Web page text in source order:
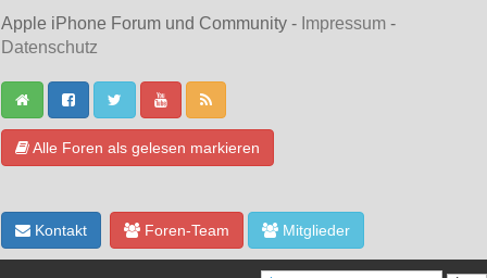
Apple iPhone Forum und Community - Impressum -
Datenschutz
Alle Foren als gelesen markieren
Kontakt Foren-Team Mitglieder